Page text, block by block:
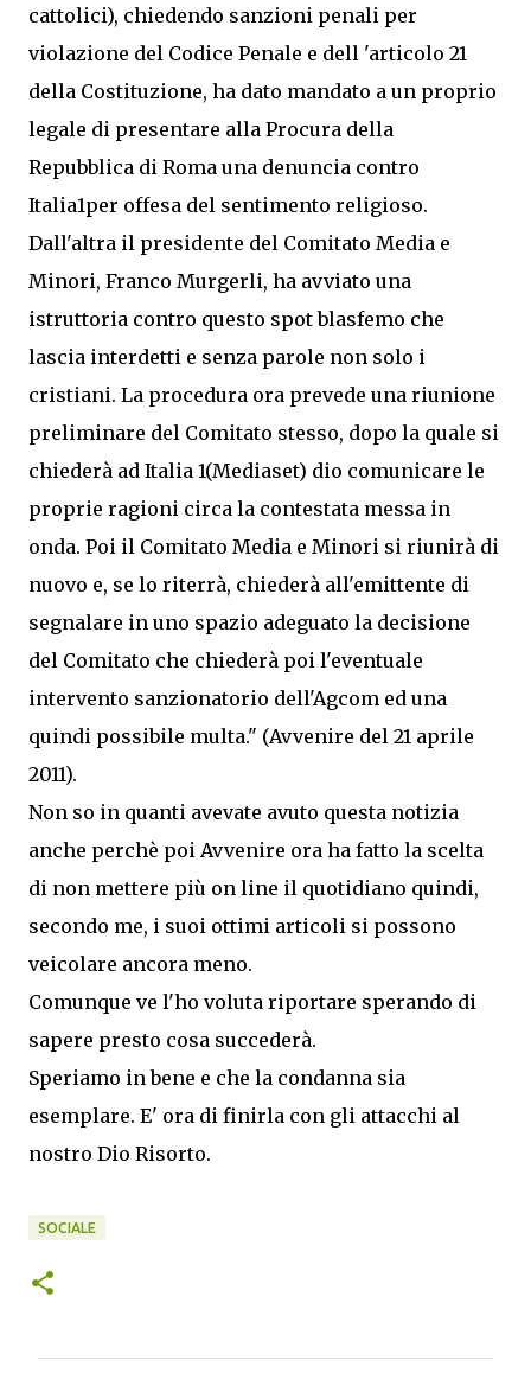
cattolici), chiedendo sanzioni penali per
violazione del Codice Penale e dell 'articolo 21
della Costituzione, ha dato mandato a un proprio
legale di presentare alla Procura della
Repubblica di Roma una denuncia contro
Italia1per offesa del sentimento religioso.
Dall'altra il presidente del Comitato Media e
Minori, Franco Murgerli, ha avviato una
istruttoria contro questo spot blasfemo che
lascia interdetti e senza parole non solo i
cristiani. La procedura ora prevede una riunione
preliminare del Comitato stesso, dopo la quale si
chiederà ad Italia 1(Mediaset) dio comunicare le
proprie ragioni circa la contestata messa in
onda. Poi il Comitato Media e Minori si riunirà di
nuovo e, se lo riterrà, chiederà all'emittente di
segnalare in uno spazio adeguato la decisione
del Comitato che chiederà poi l'eventuale
intervento sanzionatorio dell'Agcom ed una
quindi possibile multa." (Avvenire del 21 aprile
2011).
Non so in quanti avevate avuto questa notizia
anche perchè poi Avvenire ora ha fatto la scelta
di non mettere più on line il quotidiano quindi,
secondo me, i suoi ottimi articoli si possono
veicolare ancora meno.
Comunque ve l'ho voluta riportare sperando di
sapere presto cosa succederà.
Speriamo in bene e che la condanna sia
esemplare. E' ora di finirla con gli attacchi al
nostro Dio Risorto.
SOCIALE